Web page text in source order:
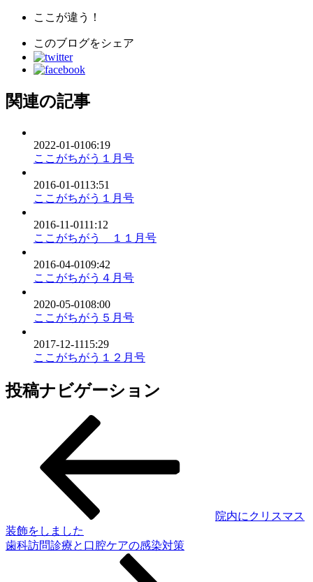
ここが違う！
このブログをシェア
関連の記事
2022-01-0106:19
ここがちがう１月号
2016-01-0113:51
ここがちがう１月号
2016-11-0111:12
ここがちがう １１月号
2016-04-0109:42
ここがちがう４月号
2020-05-0108:00
ここがちがう５月号
2017-12-1115:29
ここがちがう１２月号
投稿ナビゲーション
院内にクリスマス
装飾をしました
歯科訪問診療と口腔ケアの感染対策